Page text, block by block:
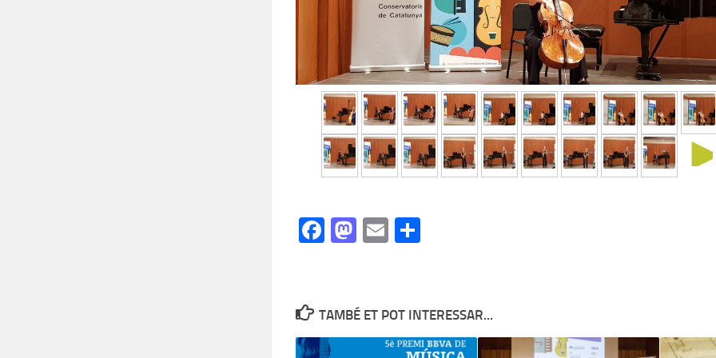
Facebook
Mastodon
Email
TAMBÉ ET POT INTERESSAR...